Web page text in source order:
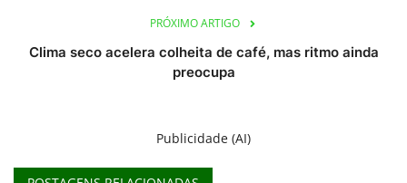
PRÓXIMO ARTIGO
Clima seco acelera colheita de café, mas ritmo ainda
preocupa
Publicidade (AI)